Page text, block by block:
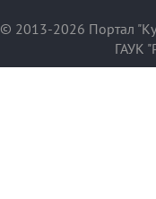
© 2013-2026 Портал
ГАУК